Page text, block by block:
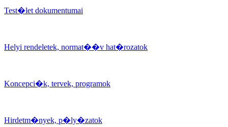
Test�let dokumentumai
Helyi rendeletek, normat��v hat�rozatok
Koncepci�k, tervek, programok
Hirdetm�nyek, p�ly�zatok